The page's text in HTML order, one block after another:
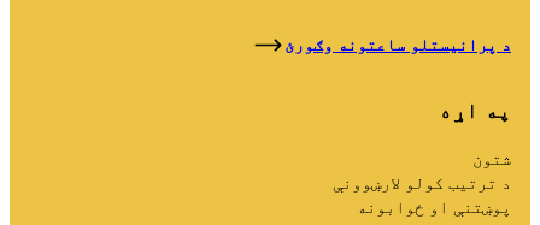
د پرانیستلو ساعتونه وګورئ
په اړه
شتون
د ترتیب کولو لارښوونې
پوښتنې او ځوابونه